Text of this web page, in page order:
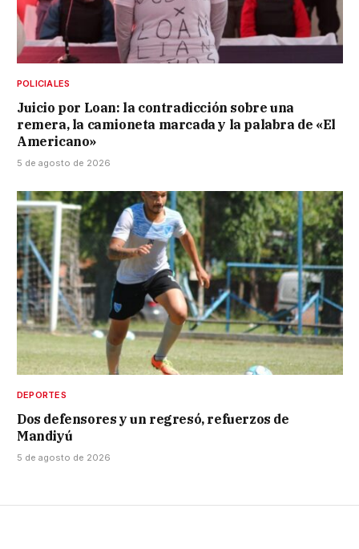
POLICIALES
Juicio por Loan: la contradicción sobre una
remera, la camioneta marcada y la palabra de «El
Americano»
5 de agosto de 2026
DEPORTES
Dos defensores y un regresó, refuerzos de
Mandiyú
5 de agosto de 2026